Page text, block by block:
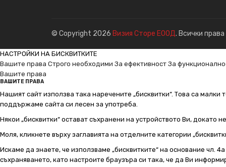
© Copyright 2026 Визия Сторе ЕООД. Всички
НАСТРОЙКИ НА БИСКВИТКИТЕ
Вашите права Строго необходими За ефективност За
Вашите права
ВАШИТЕ ПРАВА
Нашият сайт използва така наречените „бисквитки“. Това са
поддържаме сайта си лесен за употреба.
Някои „бисквитки“ остават съхранени на устройството Ви,
Моля, кликнете върху заглавията на отделните категории
Искаме да знаете, че използваме „бисквитките“ на основание чл.
съхраняването, като настроите браузъра си така, че да Ви